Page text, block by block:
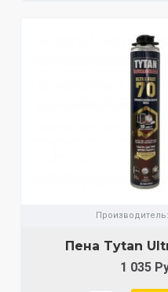
Производитель:
Пена Tytan
1 035